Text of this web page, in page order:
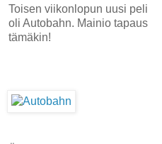
Toisen viikonlopun uusi peli
oli Autobahn. Mainio tapaus
tämäkin!